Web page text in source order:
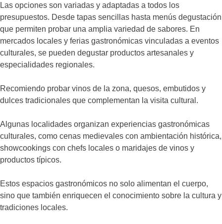
Las opciones son variadas y adaptadas a todos los
presupuestos. Desde tapas sencillas hasta menús degustación
que permiten probar una amplia variedad de sabores. En
mercados locales y ferias gastronómicas vinculadas a eventos
culturales, se pueden degustar productos artesanales y
especialidades regionales.
Recomiendo probar vinos de la zona, quesos, embutidos y
dulces tradicionales que complementan la visita cultural.
Algunas localidades organizan experiencias gastronómicas
culturales, como cenas medievales con ambientación histórica,
showcookings con chefs locales o maridajes de vinos y
productos típicos.
Estos espacios gastronómicos no solo alimentan el cuerpo,
sino que también enriquecen el conocimiento sobre la cultura y
tradiciones locales.